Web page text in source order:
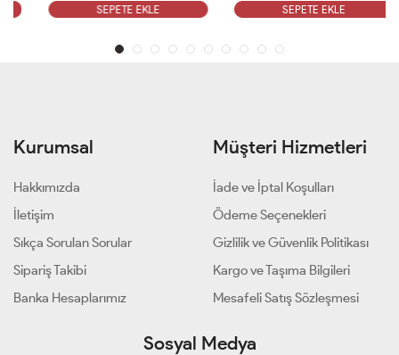
SEPETE EKLE SEPETE EKLE
Kurumsal
Hakkımızda
İletişim
Sıkça Sorulan Sorular
Sipariş Takibi
Banka Hesaplarımız
Müşteri Hizmetleri
İade ve İptal Koşulları
Ödeme Seçenekleri
Gizlilik ve Güvenlik Politikası
Kargo ve Taşıma Bilgileri
Mesafeli Satış Sözleşmesi
Sosyal Medya